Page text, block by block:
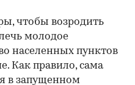
чтобы возродить
молодое
населенных пунктов
Как правило, сама
в запущенном